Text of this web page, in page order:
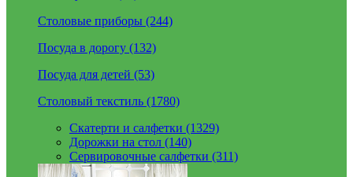
Столовые приборы (244)
Посуда в дорогу (132)
Посуда для детей (53)
Столовый текстиль (1780)
Скатерти и салфетки (1329)
Дорожки на стол (140)
Сервировочные салфетки (311)